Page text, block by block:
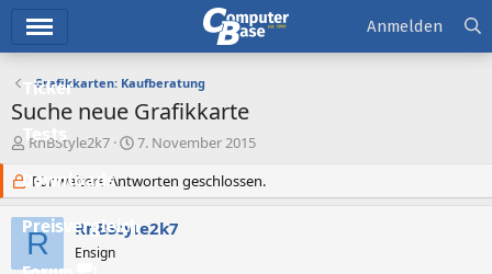
Ticker
Tests
Downloads
Preisvergleich
Anmelden
Grafikkarten: Kaufberatung
Suche neue Grafikkarte
E
s
t
e
l
RnBStyle2k7
E
s
t
e
l
7. November 2015
Für weitere Antworten geschlossen.
R RnBStyle2k7
Ensign